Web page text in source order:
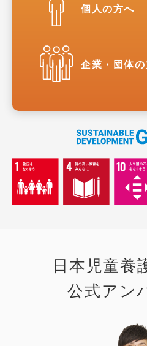
個人の方へ
企業・団体
日本児童養
公式アン